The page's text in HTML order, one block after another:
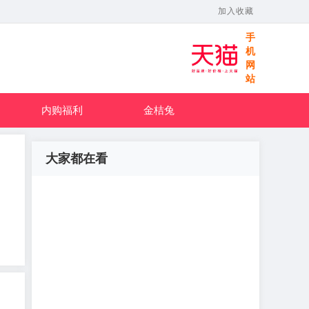
加入收藏
手
机
网
站
内购福利 金桔兔
大家都在看